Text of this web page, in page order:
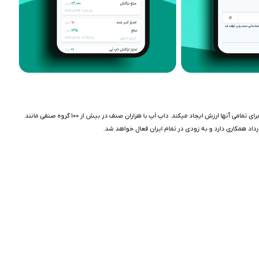
داپ اَپ، اولین پلتفرم پاداش نقدی خرید در ایران است.این پلتفرم، سیستم بانکی کشور، اصناف و عموم مردم را به یکدیگر متصل و مرتبط نموده و همزمان برای تمامی آنها ارزش ایجاد می‏کند. داپ اَپ با هزاران صنف در بیش از 100 گروه صنفی مانند
همکاری دارد و به زودی در تمام ایران فعال خواهد شد.